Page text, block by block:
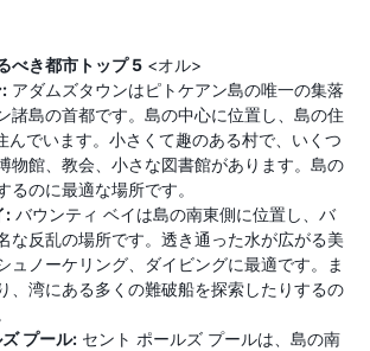
べき都市トップ 5 <オル>
アダムズタウンはピトケアン島の唯一の集落
諸島の首都です。島の中心に位置し、島の住
んでいます。小さくて趣のある村で、いくつ
物館、教会、小さな図書館があります。島の
るのに最適な場所です。
: バウンティ ベイは島の南東側に位置し、バ
な反乱の場所です。透き通った水が広がる美
ュノーケリング、ダイビングに最適です。ま
、湾にある多くの難破船を探索したりするの
プール: セント ポールズ プールは、島の南